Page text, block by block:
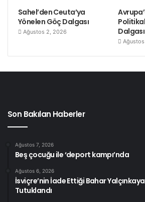
Sahel’den Ceuta’ya
Yönelen Göç Dalgası
Ağustos 2, 2026
Son Bakılan Haberler
Ağustos 7, 2026
Beş çocuğu ile ‘deport kampı’nda
Ağustos 6, 2026
İsviçre’nin İade Ettiği Bahar
Tutuklandı